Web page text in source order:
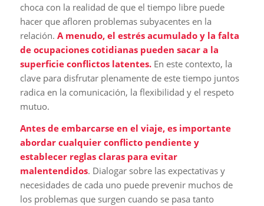
choca con la realidad de que el tiempo libre puede
hacer que afloren problemas subyacentes en la
relación. A menudo, el estrés acumulado y la falta
de ocupaciones cotidianas pueden sacar a la
superficie conflictos latentes.En este contexto, la
clave para disfrutar plenamente de este tiempo juntos
radica en la comunicación, la flexibilidad y el respeto
mutuo.
Antes de embarcarse en el viaje, es importante
abordar cualquier conflicto pendiente y
establecer reglas claras para evitar
malentendidos. Dialogar sobre las expectativas y
necesidades de cada uno puede prevenir muchos de
los problemas que surgen cuando se pasa tanto